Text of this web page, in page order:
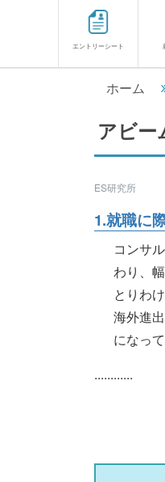
エントリーシート
ホーム
アビー
ES研究所
1.就職に
コンサ
わり、
とりわ
海外進
になっ
............